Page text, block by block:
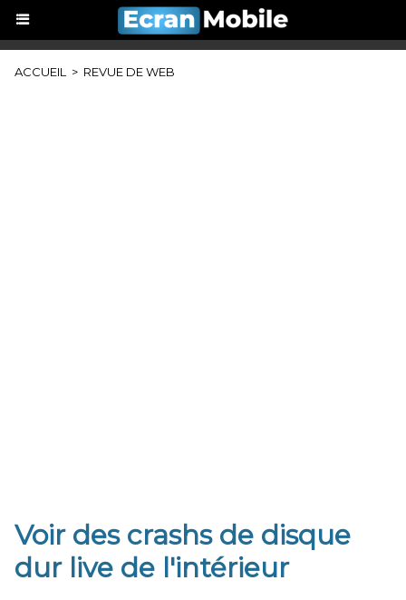
ACCUEIL > REVUE DE WEB
Voir des crashs de disque
dur live de l'intérieur